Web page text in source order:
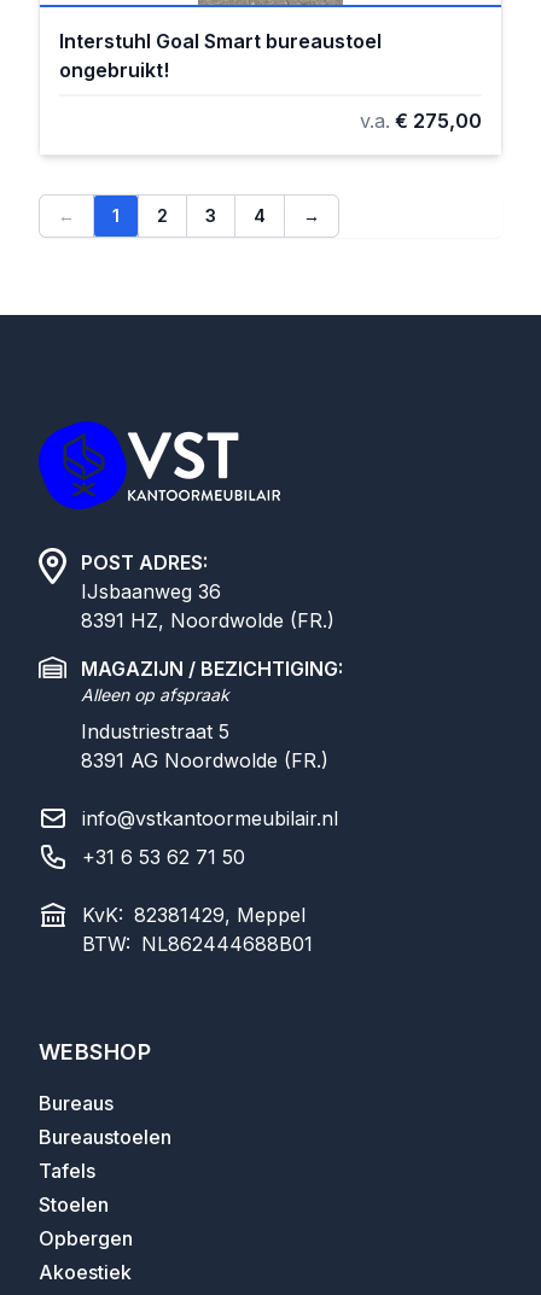
Interstuhl Goal Smart bureaustoel
ongebruikt!
v.a. € 275,00
← 1 2 3 4 →
POST ADRES:
IJsbaanweg 36
8391 HZ, Noordwolde (FR.)
MAGAZIJN / BEZICHTIGING:
Alleen op afspraak
Industriestraat 5
8391 AG Noordwolde (FR.)
info@vstkantoormeubilair.nl
+31 6 53 62 71 50
KvK: 82381429, Meppel
BTW: NL862444688B01
WEBSHOP
Bureaus
Bureaustoelen
Tafels
Stoelen
Opbergen
Akoestiek